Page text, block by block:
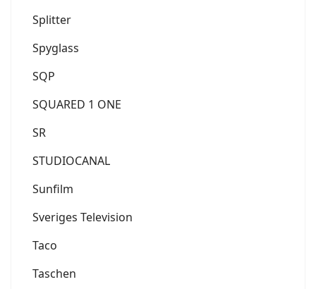
Splitter
Spyglass
SQP
SQUARED 1 ONE
SR
STUDIOCANAL
Sunfilm
Sveriges Television
Taco
Taschen